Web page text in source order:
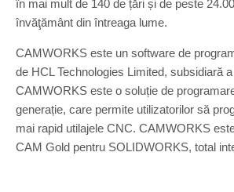
în mai mult de 140 de țări și de peste
învăţământ din întreaga lume.
CAMWORKS este un software de
de HCL Technologies Limited, subsidiară
CAMWORKS este o soluție de
generație, care permite utilizatorilor să
mai rapid utilajele CNC. CAMWORKS
CAM Gold pentru SOLIDWORKS, total